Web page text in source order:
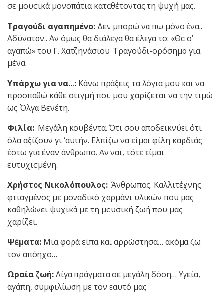
σε μουσικά μονοπάτια καταθέτοντας τη ψυχή μας.
Τραγούδι αγαπημένο: Δεν μπορώ να πω μόνο ένα..
Αδύνατον.. Αν όμως θα διάλεγα θα έλεγα το: «Θα σ’
αγαπώ» του Γ. Χατζηνάσιου. Τραγούδι-ορόσημο για
μένα.
Υπάρχω για να…: Κάνω πράξεις τα λόγια μου και να
προσπαθώ κάθε στιγμή που μου χαρίζεται να την τιμώ
ως Όλγα Βενέτη.
Φιλία: Μεγάλη κουβέντα. Ότι σου αποδεικνύει ότι
όλα αξίζουν γι ‘αυτήν. Ελπίζω να είμαι φίλη καρδιάς
έστω για έναν άνθρωπο. Αν ναι, τότε είμαι
ευτυχισμένη.
Χρήστος Νικολόπουλος: Άνθρωπος. Καλλιτέχνης
φτιαγμένος με μοναδικό χαρμάνι υλικών που μας
καθηλώνει ψυχικά με τη μουσική ζωή που μας
χαρίζει.
Ψέματα: Μια φορά είπα και αρρώστησα… ακόμα ζω
τον απόηχο…
Ωραία ζωή:Λίγα πράγματα σε μεγάλη δόση… Υγεία,
αγάπη, συμφιλίωση με τον εαυτό μας.